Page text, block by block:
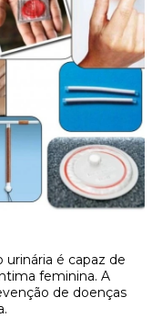
urinária é capaz de
feminina. A
de doenças